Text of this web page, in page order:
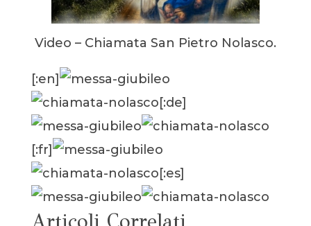
Video – Chiamata San Pietro Nolasco.
[:en]
[:de]
[:fr]
[:es]